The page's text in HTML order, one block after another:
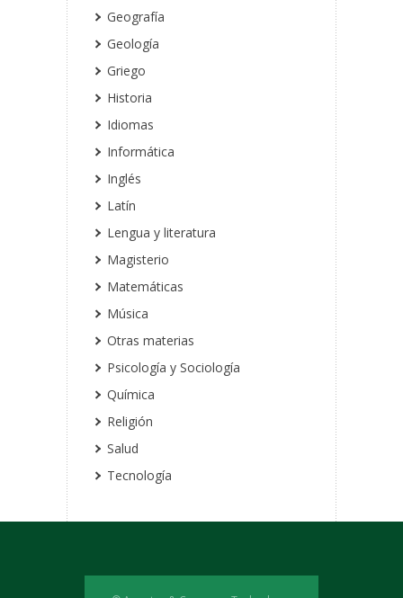
Geografía
Geología
Griego
Historia
Idiomas
Informática
Inglés
Latín
Lengua y literatura
Magisterio
Matemáticas
Música
Otras materias
Psicología y Sociología
Química
Religión
Salud
Tecnología